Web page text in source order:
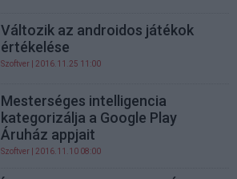
Változik az androidos játékok
értékelése
Szoftver | 2016.11.25 11:00
Mesterséges intelligencia
kategorizálja a Google Play
Áruház appjait
Szoftver | 2016.11.10 08:00